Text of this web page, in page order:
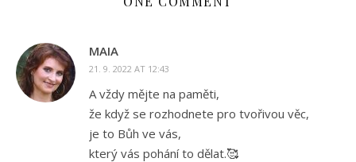
MAIA
21. 9. 2022 AT 12:43
A vždy mějte na paměti,
že když se rozhodnete pro tvořivou věc,
je to Bůh ve vás,
který vás pohání to dělat.🥰